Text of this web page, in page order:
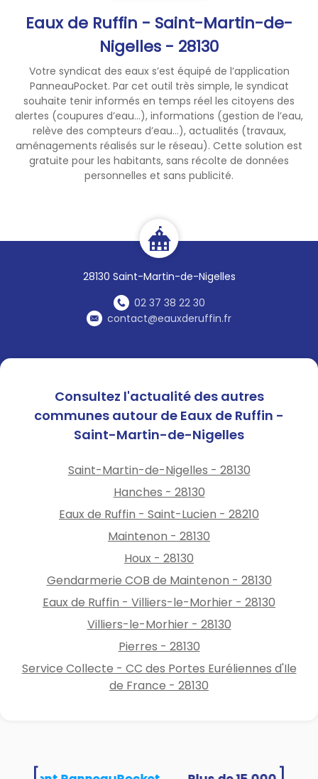
Eaux de Ruffin - Saint-Martin-de-
Nigelles - 28130
Votre syndicat des eaux s’est équipé de l’application
PanneauPocket. Par cet outil très simple, le syndicat
souhaite tenir informés en temps réel les citoyens des
alertes (coupures d’eau...), informations (gestion de l’eau,
relève des compteurs d’eau...), actualités (travaux,
aménagements réalisés sur le réseau). Cette solution est
gratuite pour les habitants, sans récolte de données
personnelles et sans publicité.
28130 Saint-Martin-de-Nigelles
02 37 38 22 30
contact@eauxderuffin.fr
releveur dont les
coordonnées téléphoniques
figurent sur l'avis de passage
déposé dans votre boite aux
lettres ou de nous
communiquer votre index :
- soit sur le portail abonné
https://abonnes.eauxderuffin.
fr/#/connexion
- soit par mail.
vouloir réserver le meilleur
accueil à nos agents.
Consultez l'actualité des autres
communes autour de Eaux de Ruffin -
Saint-Martin-de-Nigelles
Saint-Martin-de-Nigelles - 28130
Hanches - 28130
Eaux de Ruffin - Saint-Lucien - 28210
Maintenon - 28130
Houx - 28130
Gendarmerie COB de Maintenon - 28130
Eaux de Ruffin - Villiers-le-Morhier - 28130
Villiers-le-Morhier - 28130
Pierres - 28130
Service Collecte - CC des Portes Euréliennes d'Ile
de France - 28130